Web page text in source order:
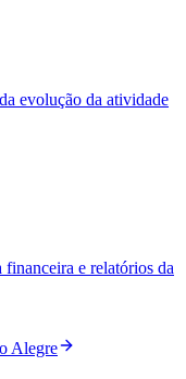
evolução da atividade
financeira e relatórios da
Alegre